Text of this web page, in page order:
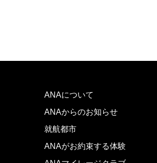
ANAについて
ANAからのお知らせ
就航都市
ANAがお約束する体験